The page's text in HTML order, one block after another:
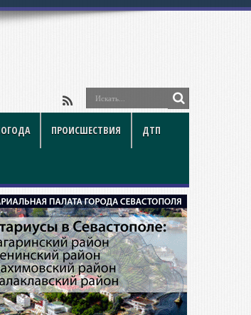
ПРОИСШЕСТВИЯ ДТП